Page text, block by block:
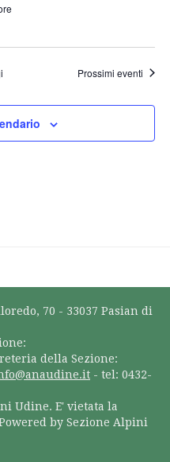
Prossimi eventi
70 - 33037 Pasian di
della Sezione:
- tel: 0432-
Udine. E' vietata la
by Sezione Alpini